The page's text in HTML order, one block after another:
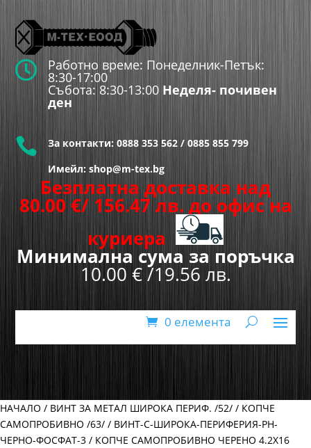
 Работно време: Понеделник-Петък:
8:30-17:00
Събота: 8:30-13:00 Неделя- почивен
ден
 За контакти: 0888 353 562 / 0885 855 799
Имейл: shop@m-tex.bg
Безплатна доставка над
80.00 €/ 156.47 лв. до офис на
куриера
Минимална сума за поръчка
10.00 € /19.56 лв.
0 елемента
НАЧАЛО / ВИНТ ЗА МЕТАЛ ШИРОКА ПЕРИФ. /52/ / КОПЧЕ
САМОПРОБИВНО /63/ / ВИНТ-С-ШИРОКА-ПЕРИФЕРИЯ-PH-
ЧЕРНО-ФОСФАТ-3 / КОПЧЕ САМОПРОБИВНО ЧЕРЕНО 4.2Х16